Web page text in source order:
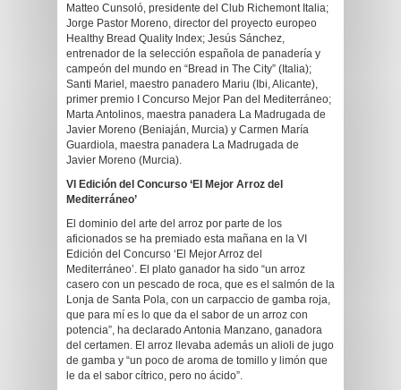
Matteo Cunsoló, presidente del Club Richemont Italia;
Jorge Pastor Moreno, director del proyecto europeo
Healthy Bread Quality Index; Jesús Sánchez,
entrenador de la selección española de panadería y
campeón del mundo en “Bread in The City” (Italia);
Santi Mariel, maestro panadero Mariu (Ibi, Alicante),
primer premio I Concurso Mejor Pan del Mediterráneo;
Marta Antolinos, maestra panadera La Madrugada de
Javier Moreno (Beniaján, Murcia) y Carmen María
Guardiola, maestra panadera La Madrugada de
Javier Moreno (Murcia).
VI Edición del Concurso ‘El Mejor Arroz del
Mediterráneo’
El dominio del arte del arroz por parte de los
aficionados se ha premiado esta mañana en la VI
Edición del Concurso ‘El Mejor Arroz del
Mediterráneo’. El plato ganador ha sido “un arroz
casero con un pescado de roca, que es el salmón de la
Lonja de Santa Pola, con un carpaccio de gamba roja,
que para mí es lo que da el sabor de un arroz con
potencia”, ha declarado Antonia Manzano, ganadora
del certamen. El arroz llevaba además un alioli de jugo
de gamba y “un poco de aroma de tomillo y limón que
le da el sabor cítrico, pero no ácido”.